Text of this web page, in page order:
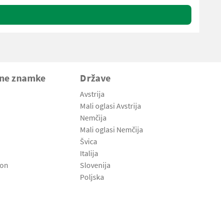
znamke Države
Avstrija
Mali oglasi Avstrija
Nemčija
Mali oglasi Nemčija
Švica
Italija
Slovenija
Poljska